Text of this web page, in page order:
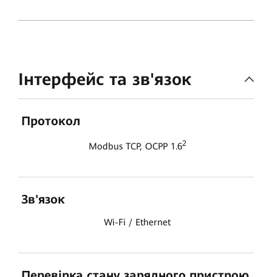
Інтерфейс та зв'язок
Протокол
Modbus TCP, OCPP 1.62
Зв'язок
Wi-Fi / Ethernet